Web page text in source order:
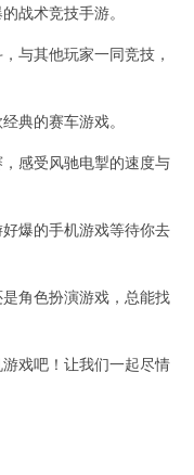
术竞技手游。
其他玩家一同竞技，
的赛车游戏。
感受风驰电掣的速度与
爆的手机游戏等待你去
角色扮演游戏，总能找
戏吧！让我们一起尽情